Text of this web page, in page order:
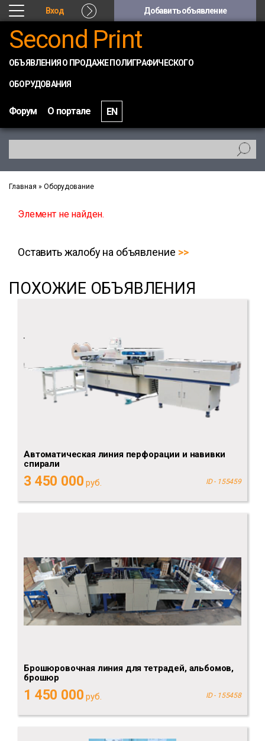
Вход Добавить объявление
Second Print
ОБЪЯВЛЕНИЯ О ПРОДАЖЕ ПОЛИГРАФИЧЕСКОГО
ОБОРУДОВАНИЯ
Форум О портале EN
Главная » Оборудование
Элемент не найден.
Оставить жалобу на объявление
ПОХОЖИЕ ОБЪЯВЛЕНИЯ
Автоматическая линия перфорации и навивки
спирали
3 450 000 руб. ID - 155459
Брошюровочная линия для тетрадей, альбомов,
брошюр
1 450 000 руб. ID - 155458